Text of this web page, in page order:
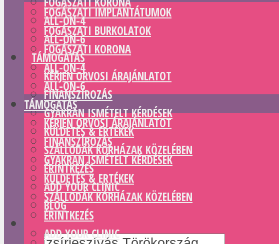
ALL-ON-4
ALL-ON-6
TÁMOGATÁS
KÉRJEN ORVOSI ÁRAJÁNLATOT
FINANSZÍROZÁS
GYAKRAN ISMÉTELT KÉRDÉSEK
KÜLDETÉS & ERTÉKEK
SZÁLLODÁK KÓRHÁZAK KÖZELÉBEN
ÉRINTKEZÉS
ADD YOUR CLINIC
BLOG
FOGÁSZATI IMPLANTÁTUMOK
FOGÁSZATI BURKOLATOK
FOGÁSZATI KORONA
ALL-ON-4
ALL-ON-6
TÁMOGATÁS
KÉRJEN ORVOSI ÁRAJÁNLATOT
FINANSZÍROZÁS
GYAKRAN ISMÉTELT KÉRDÉSEK
KÜLDETÉS & ERTÉKEK
SZÁLLODÁK KÓRHÁZAK KÖZELÉBEN
ÉRINTKEZÉS
ADD YOUR CLINIC